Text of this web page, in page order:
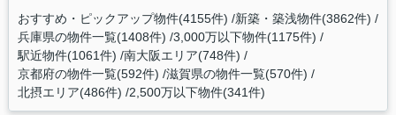
おすすめ・ピックアップ物件(4155件) 新築・築浅物件(3862件)
兵庫県の物件一覧(1408件) 3,000万以下物件(1175件)
駅近物件(1061件) 南大阪エリア(748件)
京都府の物件一覧(592件) 滋賀県の物件一覧(570件)
北摂エリア(486件) 2,500万以下物件(341件)